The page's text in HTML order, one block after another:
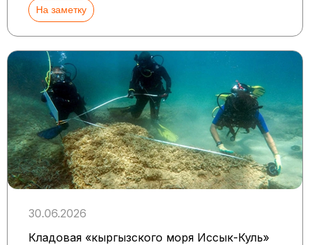
На заметку
30.06.2026
Кладовая «кыргызского моря Иссык-Куль»